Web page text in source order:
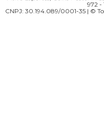
972 -
CNPJ: 30.194.089/0001-35 | ©